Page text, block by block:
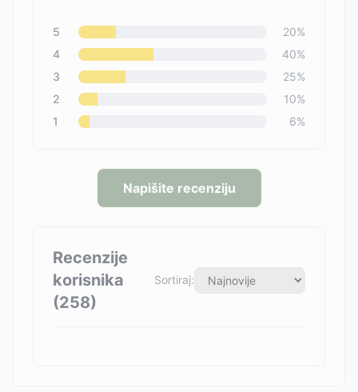
5 20%
4
40%
3
25%
2
10%
1
6%
Napišite recenziju
Recenzije
korisnika
(258)
Sortiraj: